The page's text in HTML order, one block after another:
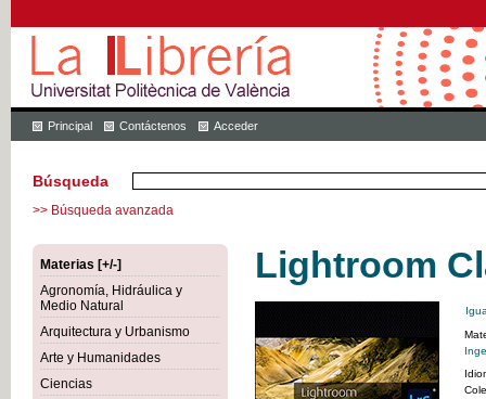
Principal Contáctenos Acceder
Búsqueda
>> Búsqueda avanzada
Materias [+/-]
Agronomía, Hidráulica y
Medio Natural
Arquitectura y Urbanismo
Arte y Humanidades
Ciencias
Lightroom